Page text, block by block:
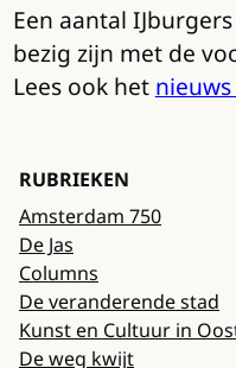
Een aantal
bezig zijn met de
Lees ook het
RUBRIEKEN
Amsterdam 750
De Jas
Columns
De veranderende stad
Kunst en Cultuur in
De weg kwijt